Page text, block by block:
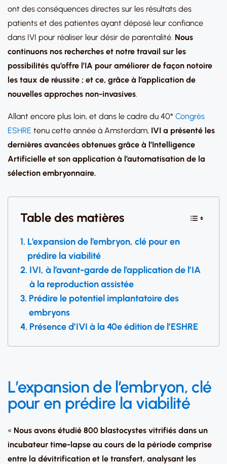
ont des conséquences directes sur les résultats des
patients et des patientes ayant déposé leur confiance
dans IVI pour réaliser leur désir de parentalité. Nous
continuons nos recherches et notre travail sur les
possibilités qu’offre l’IA pour améliorer de façon notoire
les taux de réussite ; et ce, grâce à l’application de
nouvelles approches non-invasives.
Allant encore plus loin, et dans le cadre du 40° Congrès
ESHRE tenu cette année à Amsterdam, IVI a présenté les
dernières avancées obtenues grâce à l’Intelligence
Artificielle et son application à l’automatisation de la
sélection embryonnaire.
Table des matières
L’expansion de l’embryon, clé pour en
prédire la viabilité
IVI, à l’avant-garde de l’application de l’IA
à la reproduction assistée
Prédire le potentiel implantatoire des
embryons
Présence d’IVI à la 40e édition de l’ESHRE
L’expansion de l’embryon, clé
pour en prédire la viabilité
« Nous avons étudié 800 blastocystes vitrifiés dans un
incubateur time-lapse au cours de la période comprise
entre la dévitrification et le transfert, analysant les